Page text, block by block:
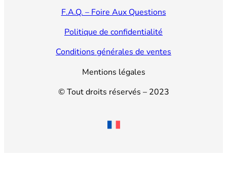
F.A.Q. – Foire Aux Questions
Politique de confidentialité
Conditions générales de ventes
Mentions légales
© Tout droits réservés – 2023